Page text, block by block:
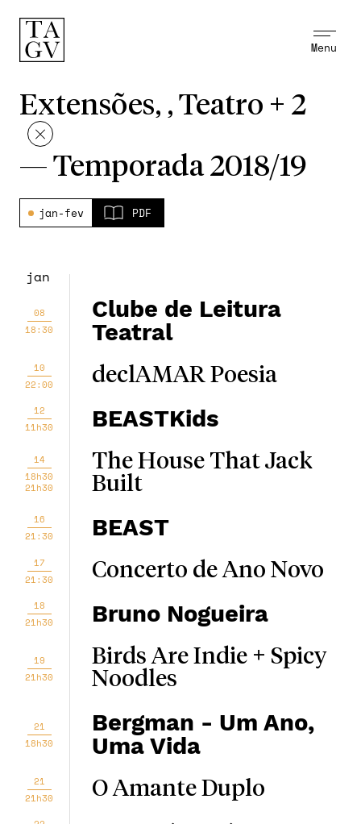
Menu
Extensões, , Teatro + 2
— Temporada 2018/19
jan-fev PDF
jan
08
18:30
Clube de Leitura
Teatral
10
22:00
declAMAR Poesia
12
11h30
BEASTKids
14
18h30
21h30
The House That Jack
Built
16
21:30
BEAST
17
21:30
Concerto de Ano Novo
18
21h30
Bruno Nogueira
19
21h30
Birds Are Indie + Spicy
Noodles
21
18h30
Bergman - Um Ano,
Uma Vida
21
21h30
O Amante Duplo